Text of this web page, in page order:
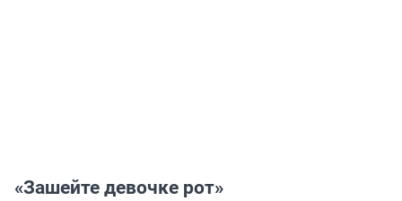
«Зашейте девочке рот»